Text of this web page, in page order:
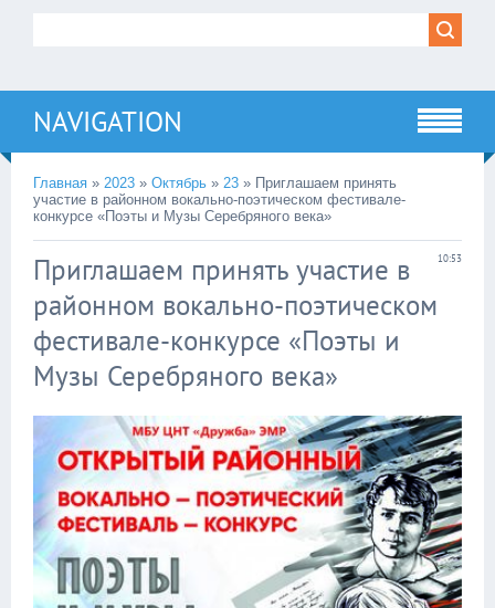
NAVIGATION
Главная » 2023 » Октябрь » 23 » Приглашаем принять
участие в районном вокально-поэтическом фестивале-
конкурсе «Поэты и Музы Серебряного века»
10:53
Приглашаем принять участие в
районном вокально-поэтическом
фестивале-конкурсе «Поэты и
Музы Серебряного века»